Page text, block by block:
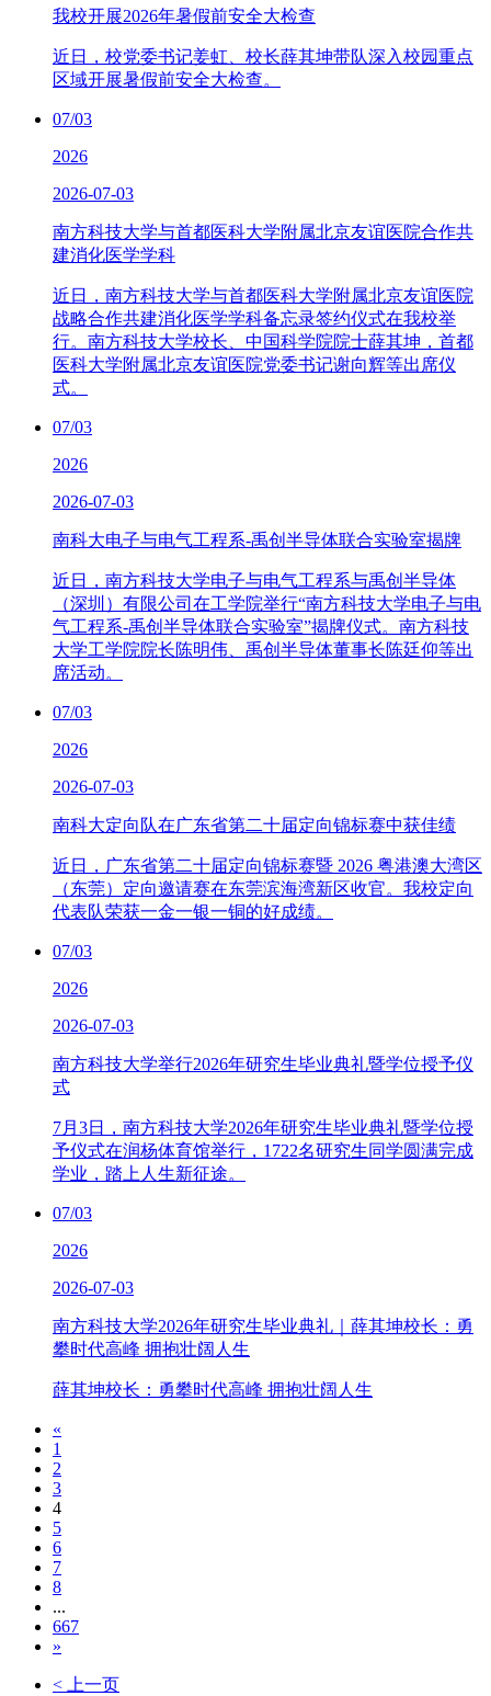
我校开展2026年暑假前安全大检查
近日，校党委书记姜虹、校长薛其坤带队深入校园重点
区域开展暑假前安全大检查。
07/03
2026
2026-07-03
南方科技大学与首都医科大学附属北京友谊医院合作共
建消化医学学科
近日，南方科技大学与首都医科大学附属北京友谊医院
战略合作共建消化医学学科备忘录签约仪式在我校举
行。南方科技大学校长、中国科学院院士薛其坤，首都
医科大学附属北京友谊医院党委书记谢向辉等出席仪
式。
07/03
2026
2026-07-03
南科大电子与电气工程系-禹创半导体联合实验室揭牌
近日，南方科技大学电子与电气工程系与禹创半导体
（深圳）有限公司在工学院举行“南方科技大学电子与电
气工程系-禹创半导体联合实验室”揭牌仪式。南方科技
大学工学院院长陈明伟、禹创半导体董事长陈廷仰等出
席活动。
07/03
2026
2026-07-03
南科大定向队在广东省第二十届定向锦标赛中获佳绩
近日，广东省第二十届定向锦标赛暨 2026 粤港澳大湾区
（东莞）定向邀请赛在东莞滨海湾新区收官。我校定向
代表队荣获一金一银一铜的好成绩。
07/03
2026
2026-07-03
南方科技大学举行2026年研究生毕业典礼暨学位授予仪
式
7月3日，南方科技大学2026年研究生毕业典礼暨学位授
予仪式在润杨体育馆举行，1722名研究生同学圆满完成
学业，踏上人生新征途。
07/03
2026
2026-07-03
南方科技大学2026年研究生毕业典礼｜薛其坤校长：勇
攀时代高峰 拥抱壮阔人生
薛其坤校长：勇攀时代高峰 拥抱壮阔人生
«
1
2
3
4
5
6
7
8
...
667
»
< 上一页